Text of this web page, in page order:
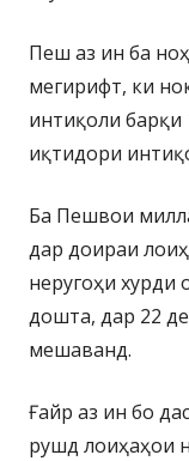
Пеш аз ин ба
мегирифт, ки
интиқоли барқи
иқтидори
Ба Пешвои
дар доираи
неругоҳи
дошта, дар 22
мешаванд.
Ғайр аз ин бо
рушд лоиҳаҳои